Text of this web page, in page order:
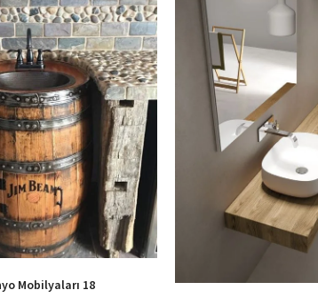
Mobilyaları 18